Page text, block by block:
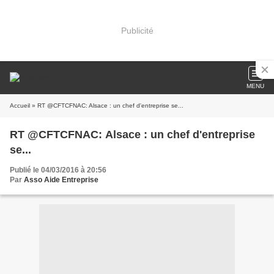
Publicité
MENU
Accueil » RT @CFTCFNAC: Alsace : un chef d'entreprise se...
RT @CFTCFNAC: Alsace : un chef d'entreprise
se...
Publié le 04/03/2016 à 20:56
Par Asso Aide Entreprise